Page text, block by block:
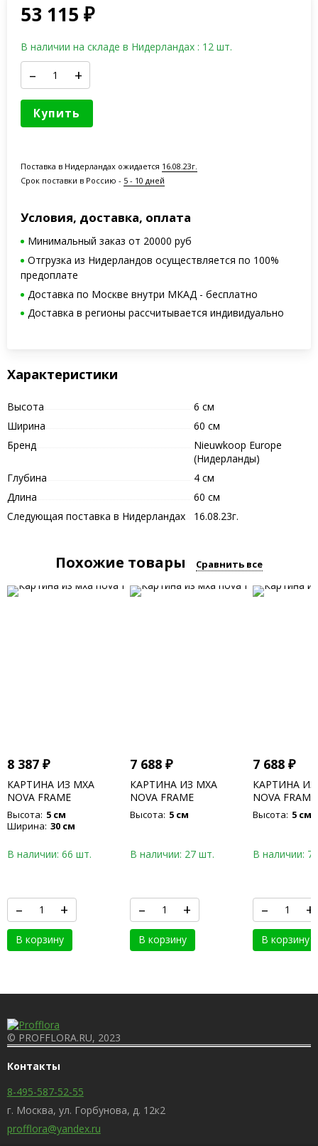
53 115₽
В наличии на складе в Нидерландах : 12 шт.
– +
Купить
Поставка в Нидерландах ожидается 16.08.23г.
Срок поставки в Россию - 5 - 10 дней
Условия, доставка, оплата
Минимальный заказ от 20000 руб
Отгрузка из Нидерландов осуществляется по 100%
предоплате
Доставка по Москве внутри МКАД - бесплатно
Доставка в регионы рассчитывается индивидуально
Характеристики
Высота
6 см
Ширина
60 см
Бренд
Nieuwkoop Europe
(Нидерланды)
Глубина
4 см
Длина
60 см
Следующая поставка в Нидерландах
16.08.23г.
Похожие товары Сравнить все
8 387 ₽
КАРТИНА ИЗ МХА
NOVA FRAME
ANTHRACITE-
CONCRETE 100% FLAT
MOSS
Высота: 5 см
Ширина: 30 см
В наличии: 66 шт.
– +
В корзину
7 688 ₽
КАРТИНА ИЗ МХА
NOVA FRAME
ANTHRACITE-
CONCRETE 100% FLAT
Высота: 5 см
В наличии: 27 шт.
– +
В корзину
7 688 ₽
КАРТИНА
NOVA
CONCRETE
MOSS
Высота: 5 см
В наличии:
– +
В корзину
© PROFFLORA.RU, 2023
Контакты
8-495-587-52-55
г. Москва, ул. Горбунова, д. 12к2
profflora@yandex.ru